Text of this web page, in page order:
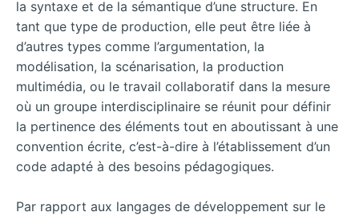
la syntaxe et de la sémantique d’une structure. En
tant que type de production, elle peut être liée à
d’autres types comme l’argumentation, la
modélisation, la scénarisation, la production
multimédia, ou le travail collaboratif dans la mesure
où un groupe interdisciplinaire se réunit pour définir
la pertinence des éléments tout en aboutissant à une
convention écrite, c’est-à-dire à l’établissement d’un
code adapté à des besoins pédagogiques.
Par rapport aux langages de développement sur le